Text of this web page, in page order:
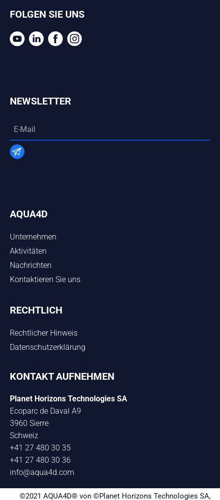
FOLGEN SIE UNS
NEWSLETTER
AQUA4D
Unternehmen
Aktivitäten
Nachrichten
Kontaktieren Sie uns
RECHTLICH
Rechtlicher Hinweis
Datenschutzerklärung
KONTAKT AUFNEHMEN
Planet Horizons Technologies SA
Ecoparc de Daval A9
3960 Sierre
Schweiz
+41 27 480 30 35
+41 27 480 30 36
info@aqua4d.com
©2021 AQUA4D® von ©Planet Horizons Technologies SA,